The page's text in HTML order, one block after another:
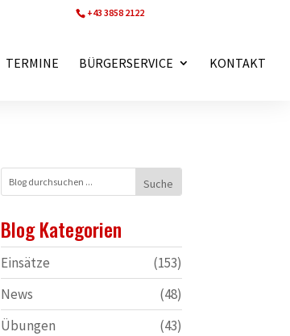
+43 3858 2122
TERMINE BÜRGERSERVICE KONTAKT
Blog Kategorien
Einsätze
(153)
News
(48)
Übungen
(43)